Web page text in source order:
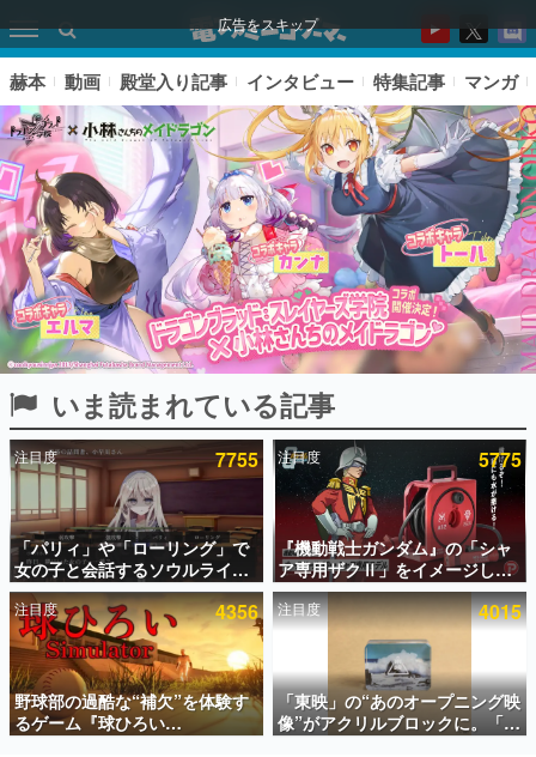
広告をスキップ
ピックアップ
電ファミのいま読まれている記事ランキング
アプリセール情報
インタビュー
連載・特集一覧
殿堂入り記事
SNS拡散数が数千以上！ ページビュー数万以上！ などな
ど。多くの人々に読まれた、電ファミ渾身の“殿堂入り”記
事をまとめました。
赫本 動画 殿堂入り記事 インタビュー 特集記事 マンガ
いま読まれている記事
注目度 7755
「パリィ」や「ローリング」で
女の子と会話するソウルライク
恋愛ゲーム『小早川さんはソウ
ルライク』無料公開。返事に失
敗すると「YOU DIED」
注目度 5775
『機動戦士ガンダム』の「シャ
ア専用ザクⅡ」をイメージした
散水ホースリールが予約開始。
本体にはシャアのパーソナルマ
ークやジオン公国軍のエンブレ
ム、型式番号などを配置
注目度 4356
野球部の過酷な“補欠”を体験す
るゲーム『球ひろい
Simulator』が「1件」のウィッ
注目度 4015
「東映」の“あのオープニング映
像”がアクリルブロックに。「東
映ヒストリカル グッズコレクシ